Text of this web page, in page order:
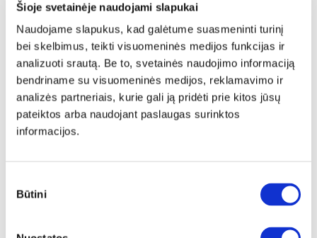
Šioje svetainėje naudojami slapukai
Naudojame slapukus, kad galėtume suasmeninti turinį
bei skelbimus, teikti visuomeninės medijos funkcijas ir
analizuoti srautą. Be to, svetainės naudojimo informaciją
bendriname su visuomeninės medijos, reklamavimo ir
analizės partneriais, kurie gali ją pridėti prie kitos jūsų
pateiktos arba naudojant paslaugas surinktos
informacijos.
pasirinkimas
Būtini
SUPER KAINA YRA SANDĖLYJE
BALTIC A spinta 220
Išmatavimai: A: